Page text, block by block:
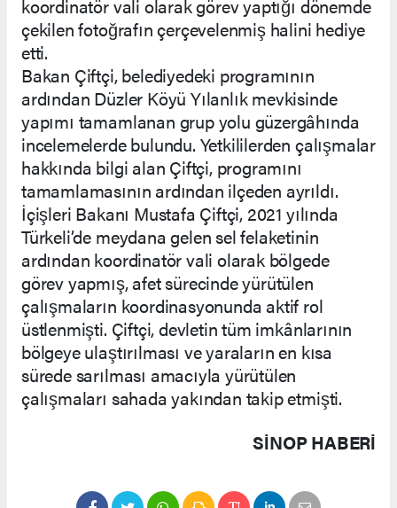
koordinatör vali olarak görev yaptığı dönemde
çekilen fotoğrafın çerçevelenmiş halini hediye
etti.
Bakan Çiftçi, belediyedeki programının
ardından Düzler Köyü Yılanlık mevkisinde
yapımı tamamlanan grup yolu güzergâhında
incelemelerde bulundu. Yetkililerden çalışmalar
hakkında bilgi alan Çiftçi, programını
tamamlamasının ardından ilçeden ayrıldı.
İçişleri Bakanı Mustafa Çiftçi, 2021 yılında
Türkeli’de meydana gelen sel felaketinin
ardından koordinatör vali olarak bölgede
görev yapmış, afet sürecinde yürütülen
çalışmaların koordinasyonunda aktif rol
üstlenmişti. Çiftçi, devletin tüm imkânlarının
bölgeye ulaştırılması ve yaraların en kısa
sürede sarılması amacıyla yürütülen
çalışmaları sahada yakından takip etmişti.
SINOP HABERİ